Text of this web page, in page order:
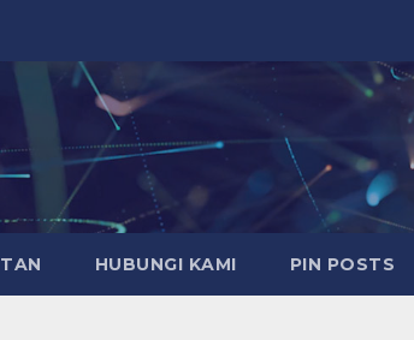
HUBUNGI KAMI PIN POSTS